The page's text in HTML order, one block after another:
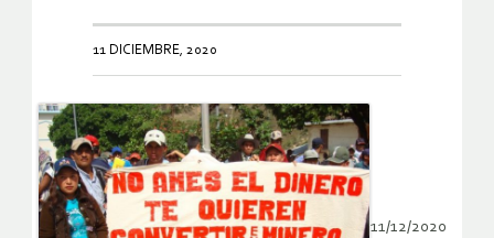
11 DICIEMBRE, 2020
11/12/2020